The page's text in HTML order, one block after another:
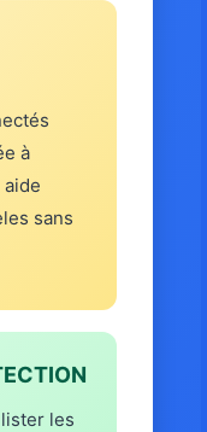
à
aide
sans
les